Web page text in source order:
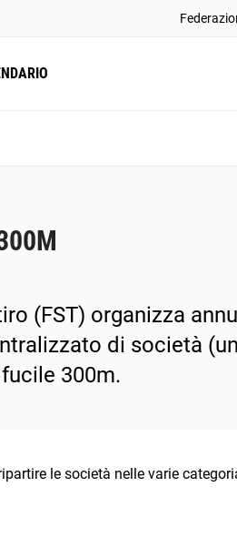
(FST) organizza
di società
300m.
le società nelle varie